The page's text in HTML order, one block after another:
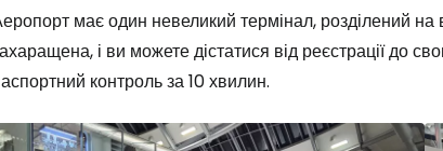
має один невеликий термінал, розділений на
і ви можете дістатися від реєстрації до
контроль за 10 хвилин.